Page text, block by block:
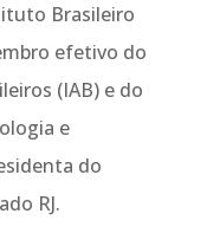
Brasileiro
efetivo do
(IAB) e do
e
do
RJ.